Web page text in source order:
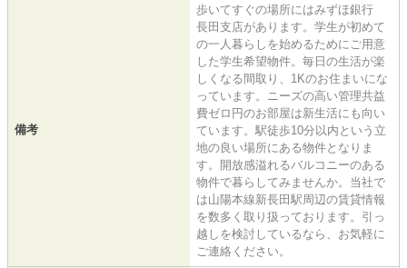
備考
歩いてすぐの場所にはみずほ銀行
長田支店があります。学生が初めて
の一人暮らしを始めるためにご用意
した学生希望物件。毎日の生活が楽
しくなる間取り、1Kのお住まいにな
っています。ニーズの高い管理共益
費ゼロ円のお部屋は新生活にも向い
ています。駅徒歩10分以内という立
地の良い場所にある物件となりま
す。開放感溢れるバルコニーのある
物件で暮らしてみませんか。当社で
は山陽本線新長田駅周辺の賃貸情報
を数多く取り扱っております。引っ
越しを検討しているなら、お気軽に
ご連絡ください。